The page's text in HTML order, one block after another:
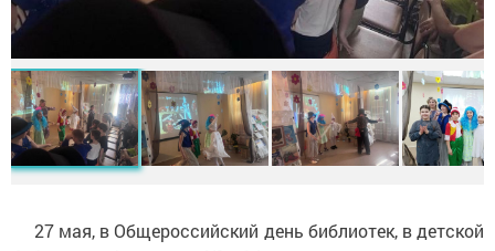
27 мая, в Общероссийский день библиотек, в детской